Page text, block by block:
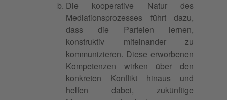
Die kooperative Natur des
Mediationsprozesses führt dazu,
dass die Parteien lernen,
konstruktiv miteinander zu
kommunizieren. Diese erworbenen
Kompetenzen wirken über den
konkreten Konflikt hinaus und
helfen dabei, zukünftige